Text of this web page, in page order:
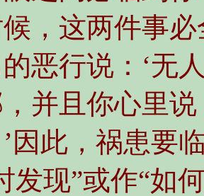
，这两件事
恶行说：‘无
并且你心里
因此，祸患要
发现”或作“如